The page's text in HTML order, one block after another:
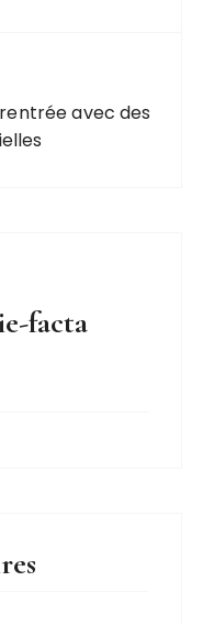
avec des
facta